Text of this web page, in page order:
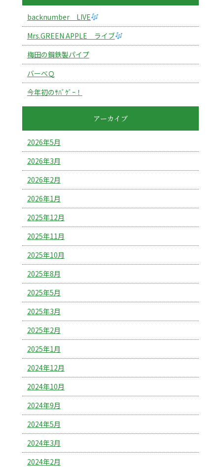
backnumber LIVE
Mrs.GREEN APPLE ライブ
梅田の鋼鉄製パイプ
バーべＱ
今年初のｻﾊﾞｹﾞｰ！
アーカイブ
2026年5月
2026年3月
2026年2月
2026年1月
2025年12月
2025年11月
2025年10月
2025年8月
2025年5月
2025年3月
2025年2月
2025年1月
2024年12月
2024年10月
2024年9月
2024年5月
2024年3月
2024年2月